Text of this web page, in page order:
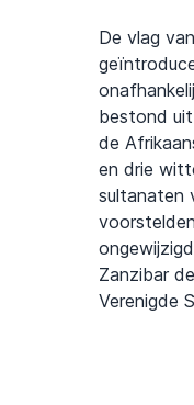
De vlag
bestond
de
en drie
sultanaten
Zanzibar
Verenigde